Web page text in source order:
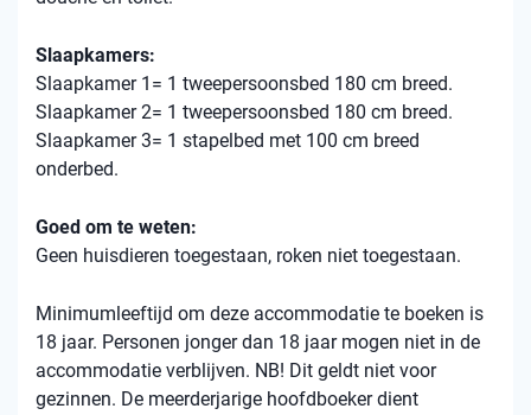
Slaapkamers:
Slaapkamer 1= 1 tweepersoonsbed 180 cm breed.
Slaapkamer 2= 1 tweepersoonsbed 180 cm breed.
Slaapkamer 3= 1 stapelbed met 100 cm breed
onderbed.
Goed om te weten:
Geen huisdieren toegestaan, roken niet toegestaan.
Minimumleeftijd om deze accommodatie te boeken is
18 jaar. Personen jonger dan 18 jaar mogen niet in de
accommodatie verblijven. NB! Dit geldt niet voor
gezinnen. De meerderjarige hoofdboeker dient